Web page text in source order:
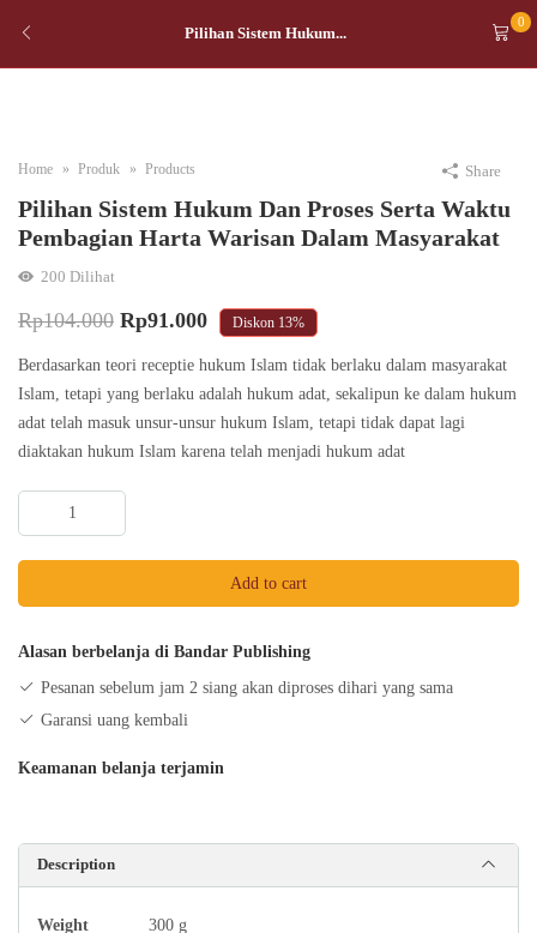
Pilihan Sistem Hukum...
0
Home Produk Products
Pilihan Sistem Hukum Dan Proses Serta Waktu
Pembagian Harta Warisan Dalam Masyarakat
200 Dilihat
Rp104.000 Original
price
was:
Rp104.000.
Rp91.000Current
price
is:
Rp91.000.
Diskon 13%
Berdasarkan teori receptie hukum Islam tidak berlaku dalam masyarakat
Islam, tetapi yang berlaku adalah hukum adat, sekalipun ke dalam hukum
adat telah masuk unsur-unsur hukum Islam, tetapi tidak dapat lagi
diaktakan hukum Islam karena telah menjadi hukum adat
Sistem
Hukum
Serta
Warisan
quantity
Add to cart
Alasan berbelanja di Bandar Publishing
Pesanan sebelum jam 2 siang akan diproses dihari yang sama
Garansi uang kembali
Keamanan belanja terjamin
Share
Description
Weight 300 g